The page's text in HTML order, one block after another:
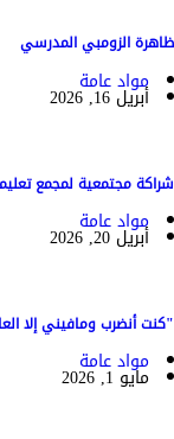
ظاهرة الزومبي المدرسي
مواد عامة
أبريل 16, 2026
شراكة مجتمعية لمجمع
مواد عامة
أبريل 20, 2026
"كنت أنضرب ومافيني إلا
مواد عامة
مايو 1, 2026